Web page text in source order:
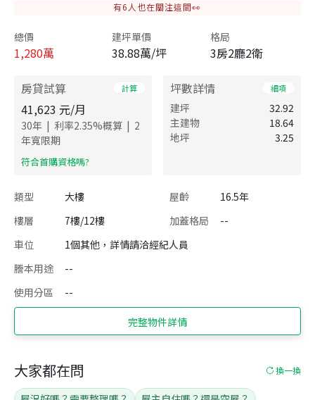
有6 人也在關注這間👀
總價
1,280萬
建坪單價
38.88萬/坪
格局
3房2廳2衛
房貸試算 計算
41,623 元/月
30年 | 利率2.35%概算 | 2
年寬限期
​符合首購資格嗎?
坪數詳情 細項
建坪
32.92
主建物
18.64
地坪
3.25
類型 大樓 屋齡
16.5年
樓層
7樓/12樓 加蓋格局
--
車位
1個其他，詳情請洽經紀人員
謄本用途
--
使用分區
--
完整物件詳情
大家都在問 換一換